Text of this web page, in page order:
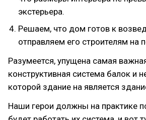
экстерьера.
Решаем, что дом готов к
отправляем его строителям на
Разумеется, упущена самая
конструктивная система балок и
которой здание на является
Наши герои должны на практике